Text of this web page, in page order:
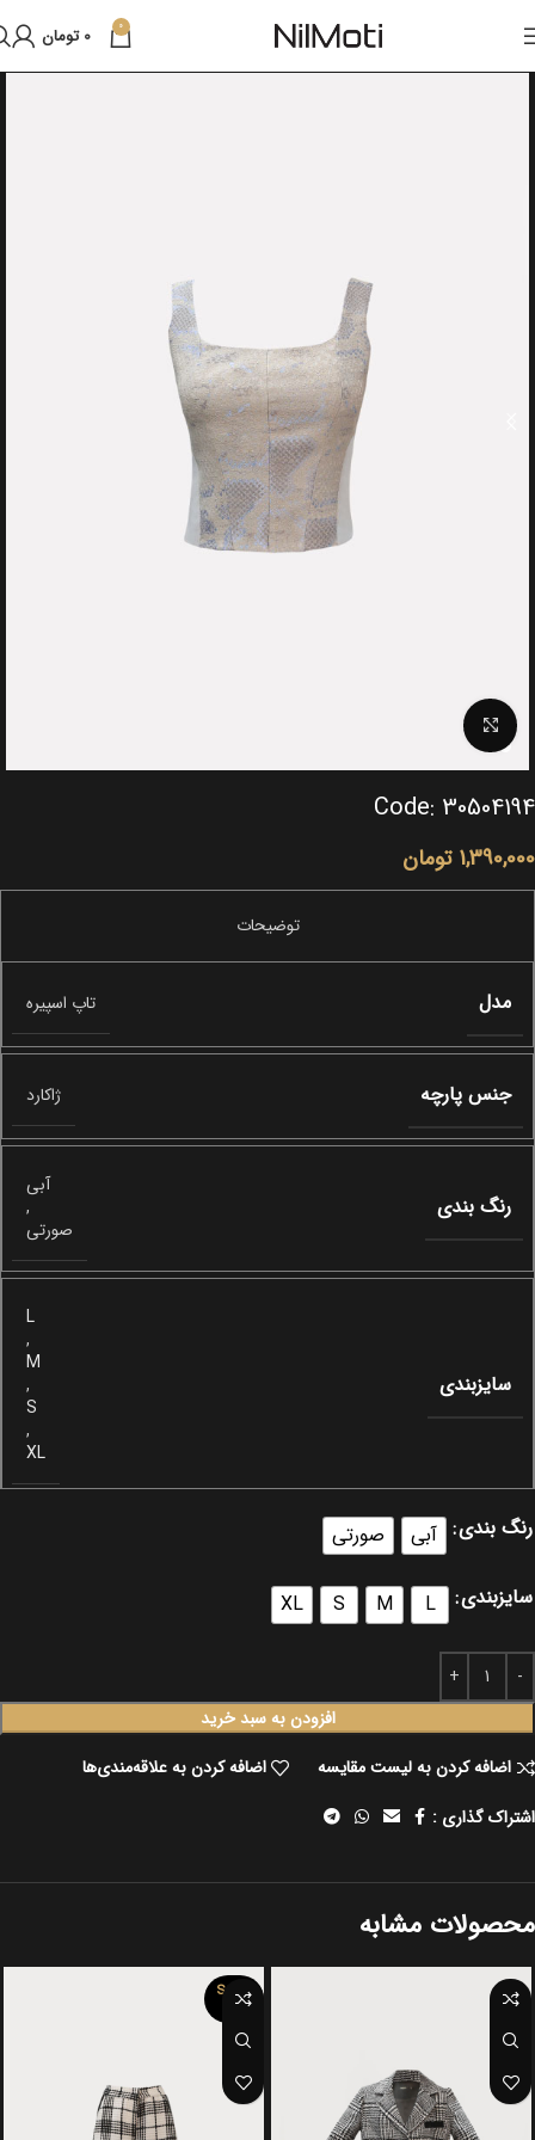
0
0 تومان
Click to enlarge
Code: 30504194
1,390,000 تومان
مدل تاپ اسپیره
جنس پارچه ژاکارد
رنگ بندی
آبی
,
صورتی
سایزبندی
L
,
M
,
S
,
XL
رنگ بندی آبی صورتی
سایزبندی L
M
S
XL
افزودن به سبد خرید
اضافه کردن به لیست مقایسه
اضافه کردن به علاقه‌مندی‌ها
اشتراک گذاری :
محصولات مشابه
SOLD
OUT